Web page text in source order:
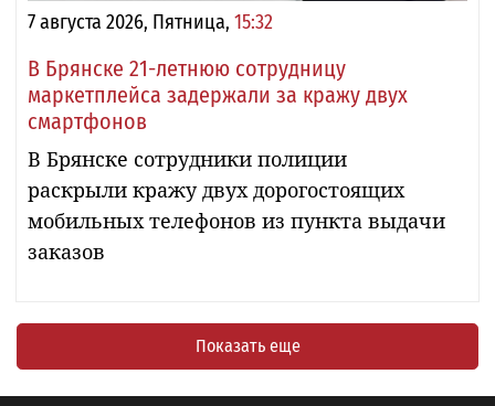
7 августа 2026, Пятница, 15:32
В Брянске 21-летнюю сотрудницу
маркетплейса задержали за кражу двух
смартфонов
В Брянске сотрудники полиции
раскрыли кражу двух дорогостоящих
мобильных телефонов из пункта выдачи
заказов
Показать еще